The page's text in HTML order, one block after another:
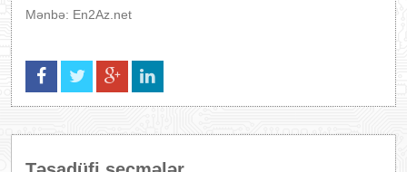
Mənbə: En2Az.net